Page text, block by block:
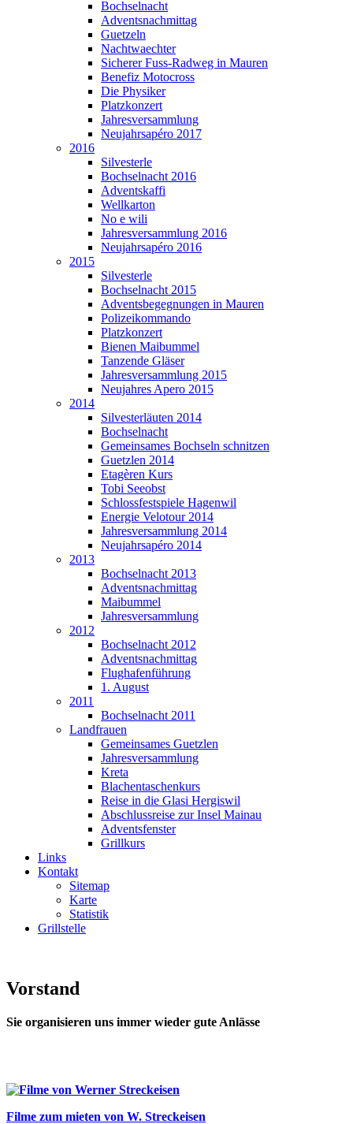
Bochselnacht
Adventsnachmittag
Guetzeln
Nachtwaechter
Sicherer Fuss-Radweg in Mauren
Benefiz Motocross
Die Physiker
Platzkonzert
Jahresversammlung
Neujahrsapéro 2017
2016
Silvesterle
Bochselnacht 2016
Adventskaffi
Wellkarton
No e wili
Jahresversammlung 2016
Neujahrsapéro 2016
2015
Silvesterle
Bochselnacht 2015
Adventsbegegnungen in Mauren
Polizeikommando
Platzkonzert
Bienen Maibummel
Tanzende Gläser
Jahresversammlung 2015
Neujahres Apero 2015
2014
Silvesterläuten 2014
Bochselnacht
Gemeinsames Bochseln schnitzen
Guetzlen 2014
Etagèren Kurs
Tobi Seeobst
Schlossfestspiele Hagenwil
Energie Velotour 2014
Jahresversammlung 2014
Neujahrsapéro 2014
2013
Bochselnacht 2013
Adventsnachmittag
Maibummel
Jahresversammlung
2012
Bochselnacht 2012
Adventsnachmittag
Flughafenführung
1. August
2011
Bochselnacht 2011
Landfrauen
Gemeinsames Guetzlen
Jahresversammlung
Kreta
Blachentaschenkurs
Reise in die Glasi Hergiswil
Abschlussreise zur Insel Mainau
Adventsfenster
Grillkurs
Links
Kontakt
Sitemap
Karte
Statistik
Grillstelle
Vorstand
Sie organisieren uns immer wieder gute Anlässe
Filme zum mieten von W. Streckeisen